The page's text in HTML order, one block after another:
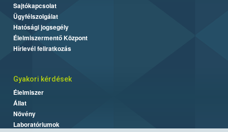
Sajtókapcsolat
Ügyfélszolgálat
Hatósági jogsegély
Élelmiszermentő Központ
Hírlevél feliratkozás
Gyakori kérdések
Élelmiszer
Állat
Növény
Laboratóriumok